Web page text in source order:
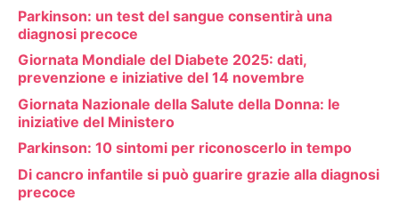
Parkinson: un test del sangue consentirà una
diagnosi precoce
Giornata Mondiale del Diabete 2025: dati,
prevenzione e iniziative del 14 novembre
Giornata Nazionale della Salute della Donna: le
iniziative del Ministero
Parkinson: 10 sintomi per riconoscerlo in tempo
Di cancro infantile si può guarire grazie alla diagnosi
precoce